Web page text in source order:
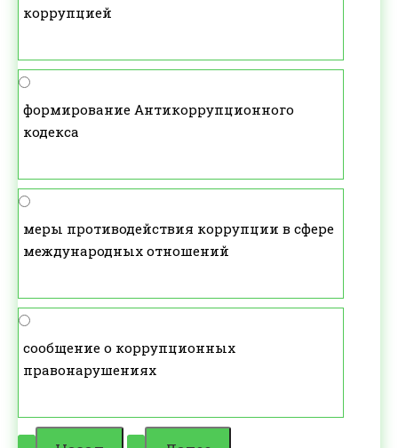
коррупцией
формирование Антикоррупционного
кодекса
меры противодействия коррупции в сфере
международных отношений
сообщение о коррупционных
правонарушениях